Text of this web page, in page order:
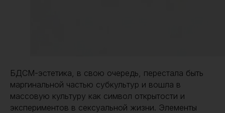
БДСМ-эстетика, в свою очередь, перестала быть
маргинальной частью субкультур и вошла в
массовую культуру как символ открытости и
экспериментов в сексуальной жизни. Элементы